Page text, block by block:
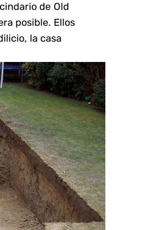
de Old
posible. Ellos
la casa